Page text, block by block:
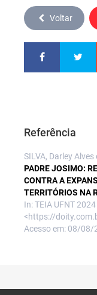
Voltar
Referência
SILVA, Darley
PADRE JOSIMO:
CONTRA A
TERRITÓRIOS NA
In: TEIA UFNT
<https://
Acesso em: 08/08/